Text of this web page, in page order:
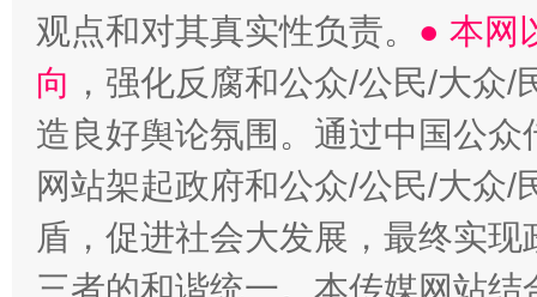
观点和对其真实性负责。 ● 本网
向 ，强化反腐和公众/公民/大众
造良好舆论氛围。通过中国公
网站架起政府和公众/公民/大众
盾，促进社会大发展，最终实
三者的和谐统一。本传媒网站